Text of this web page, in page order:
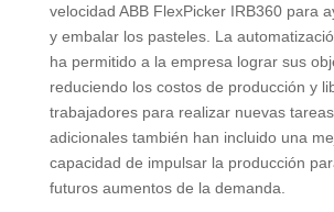
velocidad ABB FlexPicker IRB360 para
y embalar los pasteles. La
ha permitido a la empresa lograr sus
reduciendo los costos de producción y
trabajadores para realizar nuevas
adicionales también han incluido una
capacidad de impulsar la producción
futuros aumentos de la demanda.